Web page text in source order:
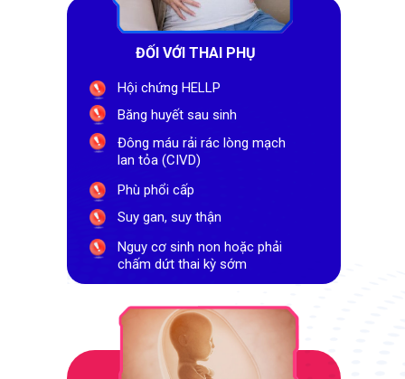
ĐỐI VỚI THAI PHỤ
Hội chứng HELLP
Băng huyết sau sinh
Phù phổi cấp
Suy gan, suy thận
Đông máu rải rác lòng mạch
lan tỏa (CIVD)
Nguy cơ sinh non hoặc phải
chấm dứt thai kỳ sớm